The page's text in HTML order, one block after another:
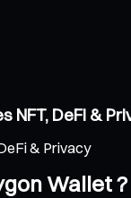
NFT, DeFi &
& Privacy
Wallet ?